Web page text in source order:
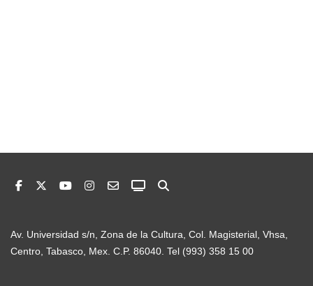
Av. Universidad s/n, Zona de la Cultura, Col. Magisterial, Vhsa,
Centro, Tabasco, Mex. C.P. 86040. Tel (993) 358 15 00